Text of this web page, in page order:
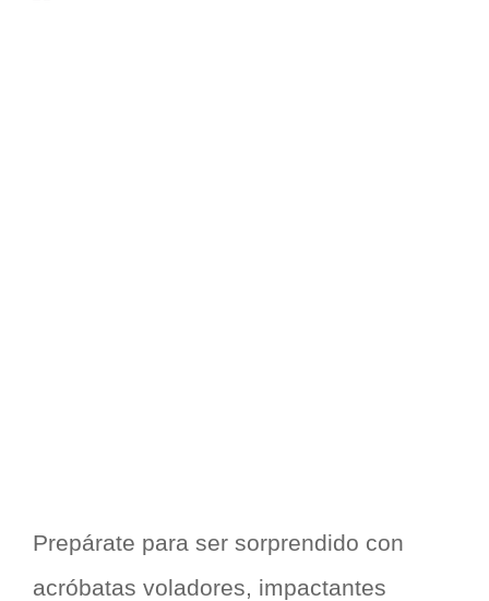
Prepárate para ser sorprendido con
acróbatas voladores, impactantes